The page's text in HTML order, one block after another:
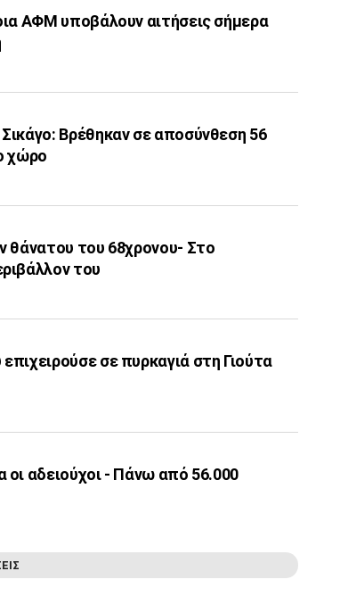
ΑΦΜ υποβάλουν αιτήσεις σήμερα
Βρέθηκαν σε αποσύνθεση 56
χώρο
θάνατου του 68χρονου- Στο
του
σε πυρκαγιά στη Γιούτα
οι αδειούχοι - Πάνω από 56.000